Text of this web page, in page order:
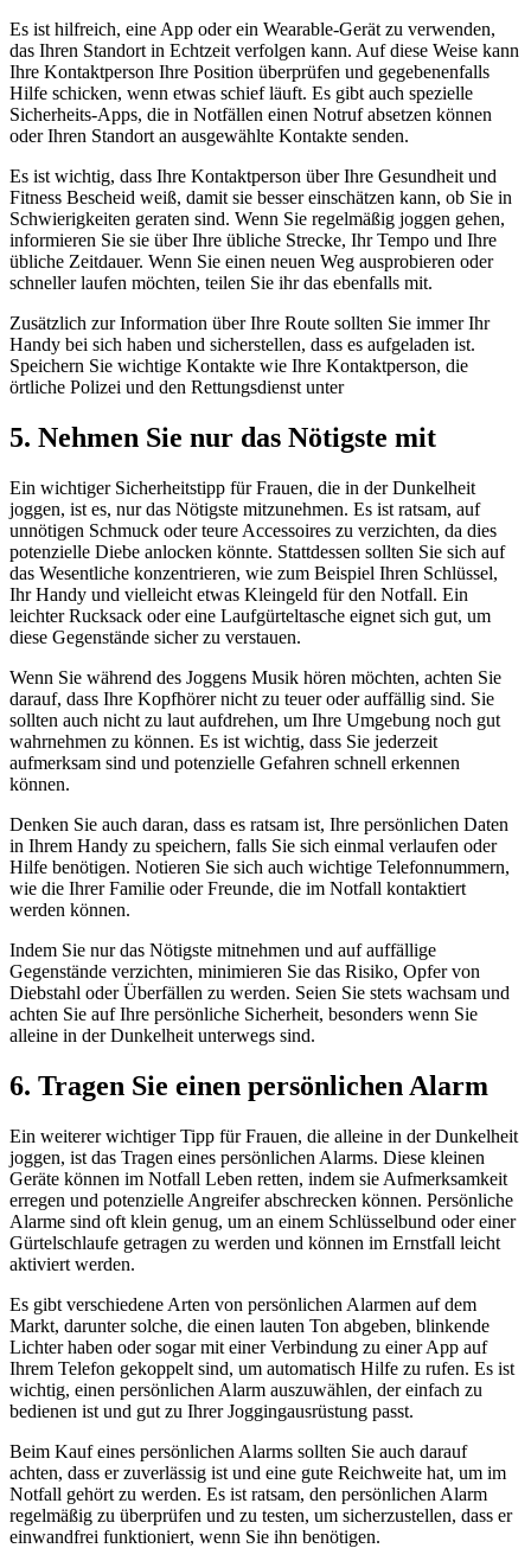
Es ist hilfreich, eine App oder ein Wearable-Gerät zu verwenden,
das Ihren Standort in Echtzeit verfolgen kann. Auf diese Weise kann
Ihre Kontaktperson Ihre Position überprüfen und gegebenenfalls
Hilfe schicken, wenn etwas schief läuft. Es gibt auch spezielle
Sicherheits-Apps, die in Notfällen einen Notruf absetzen können
oder Ihren Standort an ausgewählte Kontakte senden.
Es ist wichtig, dass Ihre Kontaktperson über Ihre Gesundheit und
Fitness Bescheid weiß, damit sie besser einschätzen kann, ob Sie in
Schwierigkeiten geraten sind. Wenn Sie regelmäßig joggen gehen,
informieren Sie sie über Ihre übliche Strecke, Ihr Tempo und Ihre
übliche Zeitdauer. Wenn Sie einen neuen Weg ausprobieren oder
schneller laufen möchten, teilen Sie ihr das ebenfalls mit.
Zusätzlich zur Information über Ihre Route sollten Sie immer Ihr
Handy bei sich haben und sicherstellen, dass es aufgeladen ist.
Speichern Sie wichtige Kontakte wie Ihre Kontaktperson, die
örtliche Polizei und den Rettungsdienst unter
5. Nehmen Sie nur das Nötigste mit
Ein wichtiger Sicherheitstipp für Frauen, die in der Dunkelheit
joggen, ist es, nur das Nötigste mitzunehmen. Es ist ratsam, auf
unnötigen Schmuck oder teure Accessoires zu verzichten, da dies
potenzielle Diebe anlocken könnte. Stattdessen sollten Sie sich auf
das Wesentliche konzentrieren, wie zum Beispiel Ihren Schlüssel,
Ihr Handy und vielleicht etwas Kleingeld für den Notfall. Ein
leichter Rucksack oder eine Laufgürteltasche eignet sich gut, um
diese Gegenstände sicher zu verstauen.
Wenn Sie während des Joggens Musik hören möchten, achten Sie
darauf, dass Ihre Kopfhörer nicht zu teuer oder auffällig sind. Sie
sollten auch nicht zu laut aufdrehen, um Ihre Umgebung noch gut
wahrnehmen zu können. Es ist wichtig, dass Sie jederzeit
aufmerksam sind und potenzielle Gefahren schnell erkennen
können.
Denken Sie auch daran, dass es ratsam ist, Ihre persönlichen Daten
in Ihrem Handy zu speichern, falls Sie sich einmal verlaufen oder
Hilfe benötigen. Notieren Sie sich auch wichtige Telefonnummern,
wie die Ihrer Familie oder Freunde, die im Notfall kontaktiert
werden können.
Indem Sie nur das Nötigste mitnehmen und auf auffällige
Gegenstände verzichten, minimieren Sie das Risiko, Opfer von
Diebstahl oder Überfällen zu werden. Seien Sie stets wachsam und
achten Sie auf Ihre persönliche Sicherheit, besonders wenn Sie
alleine in der Dunkelheit unterwegs sind.
6. Tragen Sie einen persönlichen Alarm
Ein weiterer wichtiger Tipp für Frauen, die alleine in der Dunkelheit
joggen, ist das Tragen eines persönlichen Alarms. Diese kleinen
Geräte können im Notfall Leben retten, indem sie Aufmerksamkeit
erregen und potenzielle Angreifer abschrecken können. Persönliche
Alarme sind oft klein genug, um an einem Schlüsselbund oder einer
Gürtelschlaufe getragen zu werden und können im Ernstfall leicht
aktiviert werden.
Es gibt verschiedene Arten von persönlichen Alarmen auf dem
Markt, darunter solche, die einen lauten Ton abgeben, blinkende
Lichter haben oder sogar mit einer Verbindung zu einer App auf
Ihrem Telefon gekoppelt sind, um automatisch Hilfe zu rufen. Es ist
wichtig, einen persönlichen Alarm auszuwählen, der einfach zu
bedienen ist und gut zu Ihrer Joggingausrüstung passt.
Beim Kauf eines persönlichen Alarms sollten Sie auch darauf
achten, dass er zuverlässig ist und eine gute Reichweite hat, um im
Notfall gehört zu werden. Es ist ratsam, den persönlichen Alarm
regelmäßig zu überprüfen und zu testen, um sicherzustellen, dass er
einwandfrei funktioniert, wenn Sie ihn benötigen.